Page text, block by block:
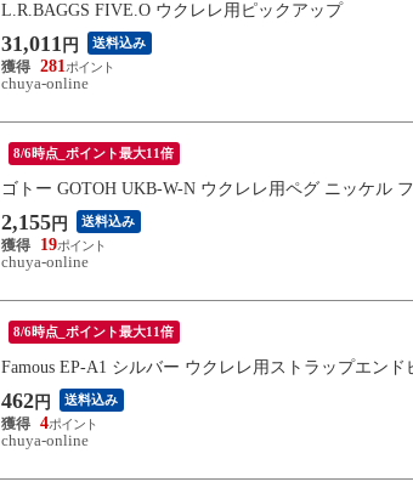
L.R.BAGGS FIVE.O ウクレレ用ピックアップ
31,011 円 送料込み
281
chuya-online
8/6時点_ポイント最大11倍
ゴトー GOTOH UKB-W-N ウクレレ用ペグ ニッケル
2,155 円 送料込み
19
chuya-online
8/6時点_ポイント最大11倍
Famous EP-A1 シルバー ウクレレ用ストラップエンド
462 円 送料込み
4
chuya-online